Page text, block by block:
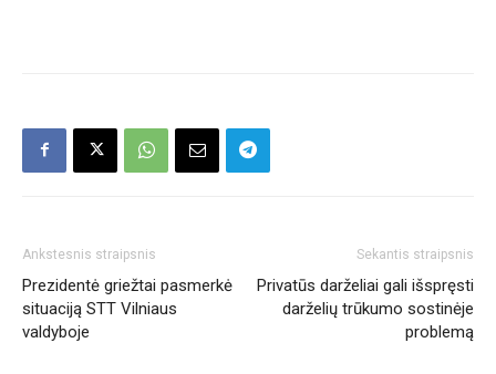
Ankstesnis straipsnis
Prezidentė griežtai pasmerkė
situaciją STT Vilniaus
valdyboje
Sekantis straipsnis
Privatūs darželiai gali išspręsti
darželių trūkumo sostinėje
problemą